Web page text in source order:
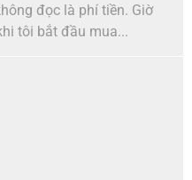
đọc là phí tiền. Giờ
tôi bắt đầu mua...